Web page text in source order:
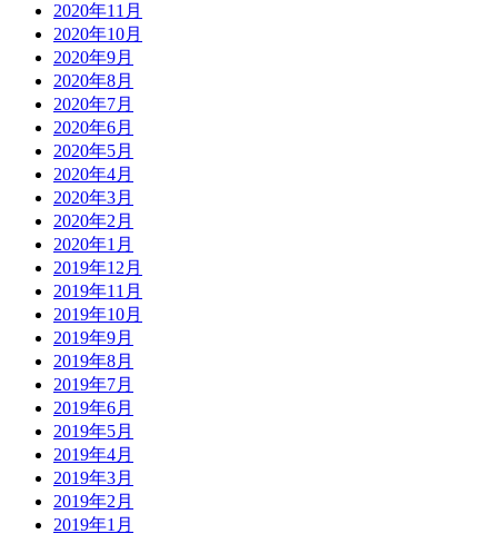
2020年11月
2020年10月
2020年9月
2020年8月
2020年7月
2020年6月
2020年5月
2020年4月
2020年3月
2020年2月
2020年1月
2019年12月
2019年11月
2019年10月
2019年9月
2019年8月
2019年7月
2019年6月
2019年5月
2019年4月
2019年3月
2019年2月
2019年1月